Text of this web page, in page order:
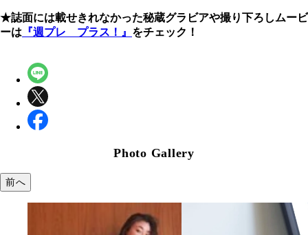
★誌面には載せきれなかった秘蔵グラビアや撮り下ろしムービ
ーは 『週プレ プラス！』 をチェック！
Photo Gallery
前へ